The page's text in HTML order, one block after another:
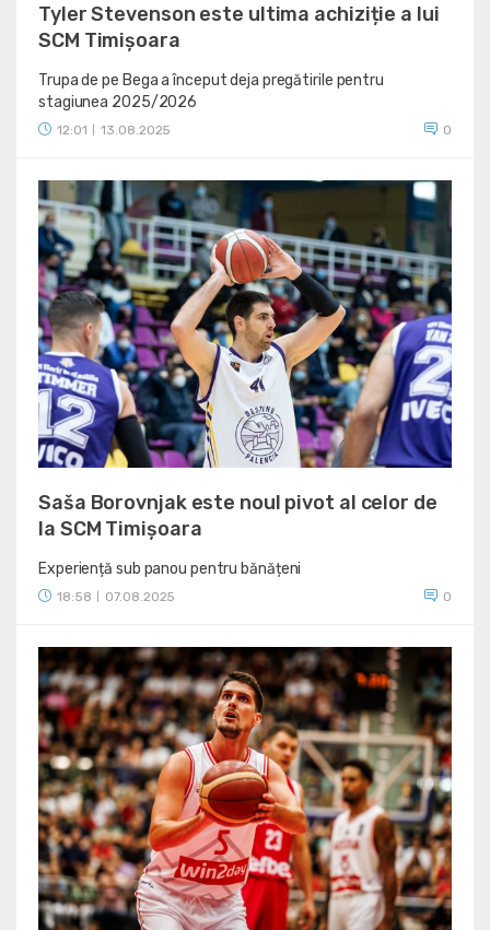
Tyler Stevenson este ultima achiziție a lui
SCM Timișoara
Trupa de pe Bega a început deja pregătirile pentru
stagiunea 2025/2026
12:01 13.08.2025 0
Saša Borovnjak este noul pivot al celor de
la SCM Timișoara
Experiență sub panou pentru bănățeni
18:58 07.08.2025 0